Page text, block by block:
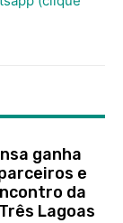
ganha
e
da
Lagoas